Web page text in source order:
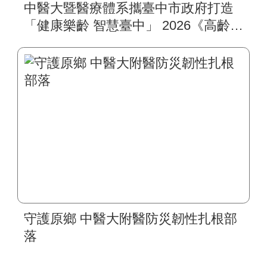
中醫大暨醫療體系攜臺中市政府打造
「健康樂齡 智慧臺中」 2026《高齡健
一站式疾病全人照護
守護原鄉 中醫大附醫防災韌性扎根部
落